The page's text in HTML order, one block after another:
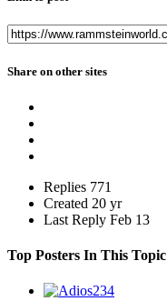
Share on other sites
Replies 771
Created 20 yr
Last Reply Feb 13
Top Posters In This Topic